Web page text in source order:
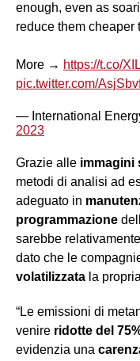
enough, even as
reduce them cheaper
More → https://t.co/
pic.twitter.com/
— International
2023
Grazie alle immagini
metodi di analisi ad
adeguato in
programmazione
sarebbe
dato che le
volatilizzata la
“Le emissioni di
venire ridotte del
evidenzia una